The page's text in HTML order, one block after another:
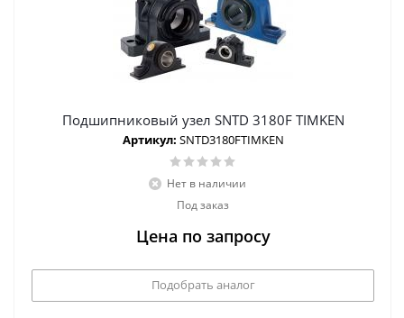
Подшипниковый узел SNTD 3180F TIMKEN
Артикул: SNTD3180FTIMKEN
Нет в наличии
Под заказ
Цена по запросу
Подобрать аналог